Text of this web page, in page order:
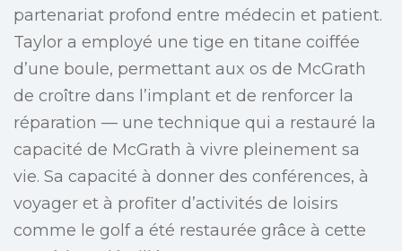
partenariat profond entre médecin et patient.
Taylor a employé une tige en titane coiffée
d’une boule, permettant aux os de McGrath
de croître dans l’implant et de renforcer la
réparation — une technique qui a restauré la
capacité de McGrath à vivre pleinement sa
vie. Sa capacité à donner des conférences, à
voyager et à profiter d’activités de loisirs
comme le golf a été restaurée grâce à cette